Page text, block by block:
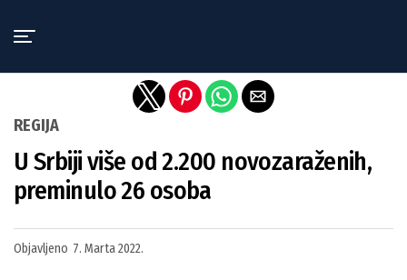
REGIJA
U Srbiji više od 2.200 novozaraženih,
preminulo 26 osoba
Objavljeno 7. Marta 2022.